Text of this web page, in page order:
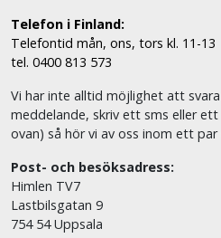
Telefon i Finland:
Telefontid mån, ons, tors kl. 11-13
tel. 0400 813 573
Vi har inte alltid möjlighet att
meddelande, skriv ett sms eller
ovan) så hör vi av oss inom ett par
Post- och besöksadress:
Himlen TV7
Lastbilsgatan 9
754 54 Uppsala